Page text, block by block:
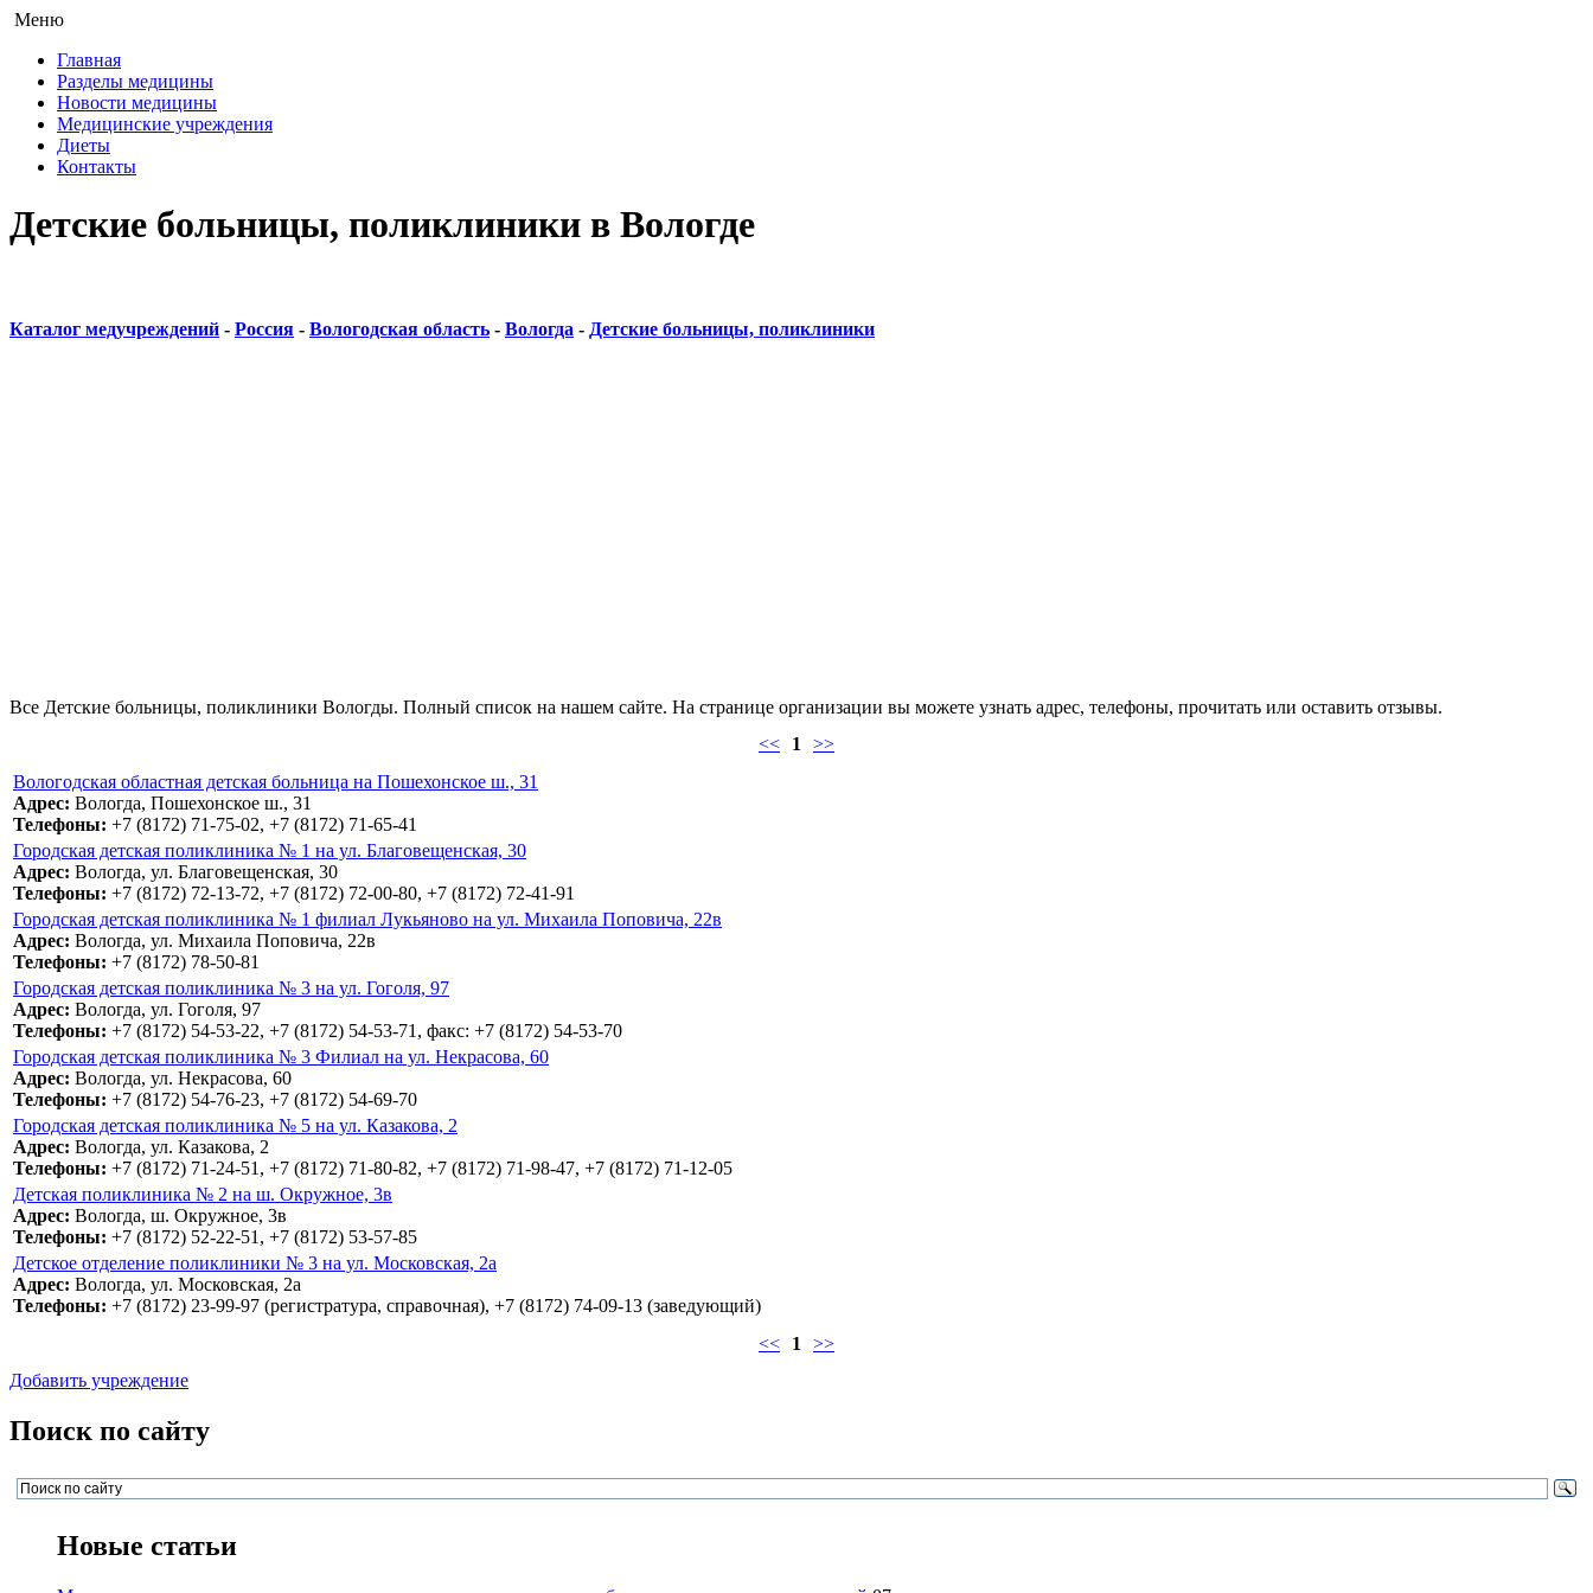
Меню
Главная
Разделы медицины
Новости медицины
Медицинские учреждения
Диеты
Контакты
Детские больницы, поликлиники в Вологде
Каталог медучреждений - Россия - Вологодская область - Вологда - Детские больницы, поликлиники
Все Детские больницы, поликлиники Вологды. Полный список на нашем сайте. На странице организации вы можете узнать адрес, телефоны, прочитать или оставить отзывы.
<<
1 >>
Вологодская областная детская больница на Пошехонское ш., 31
Адрес: Вологда, Пошехонское ш., 31
Телефоны: +7 (8172) 71-75-02, +7 (8172) 71-65-41
Городская детская поликлиника № 1 на ул. Благовещенская, 30
Адрес: Вологда, ул. Благовещенская, 30
Телефоны: +7 (8172) 72-13-72, +7 (8172) 72-00-80, +7 (8172) 72-41-91
Городская детская поликлиника № 1 филиал Лукьяново на ул. Михаила Поповича, 22в
Адрес: Вологда, ул. Михаила Поповича, 22в
Телефоны: +7 (8172) 78-50-81
Городская детская поликлиника № 3 на ул. Гоголя, 97
Адрес: Вологда, ул. Гоголя, 97
Телефоны: +7 (8172) 54-53-22, +7 (8172) 54-53-71, факс: +7 (8172) 54-53-70
Городская детская поликлиника № 3 Филиал на ул. Некрасова, 60
Адрес: Вологда, ул. Некрасова, 60
Телефоны: +7 (8172) 54-76-23, +7 (8172) 54-69-70
Городская детская поликлиника № 5 на ул. Казакова, 2
Адрес: Вологда, ул. Казакова, 2
Телефоны: +7 (8172) 71-24-51, +7 (8172) 71-80-82, +7 (8172) 71-98-47, +7 (8172) 71-12-05
Детская поликлиника № 2 на ш. Окружное, 3в
Адрес: Вологда, ш. Окружное, 3в
Телефоны: +7 (8172) 52-22-51, +7 (8172) 53-57-85
Детское отделение поликлиники № 3 на ул. Московская, 2а
Адрес: Вологда, ул. Московская, 2а
Телефоны: +7 (8172) 23-99-97 (регистратура, справочная), +7 (8172) 74-09-13 (заведующий)
<<
1 >>
Добавить учреждение
Поиск по сайту
Новые статьи